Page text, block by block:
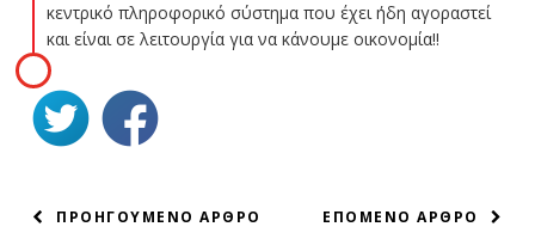
κεντρικό πληροφορικό σύστημα που έχει ήδη αγοραστεί
και είναι σε λειτουργία για να κάνουμε οικονομία!!
ΠΛΟΗΓΗΣΗ
ΕΠΟΜΕΝΟ ΑΡΘΡΟ
ΠΡΟΗΓΟΥΜΕΝΟ ΑΡΘΡΟ